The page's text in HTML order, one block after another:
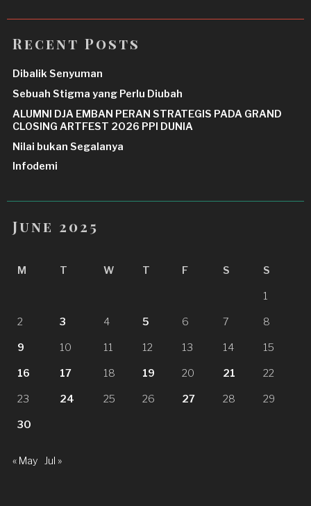
Recent Posts
Dibalik Senyuman
Sebuah Stigma yang Perlu Diubah
ALUMNI DJA EMBAN PERAN STRATEGIS PADA GRAND
CLOSING ARTFEST 2026 PPI DUNIA
Nilai bukan Segalanya
Infodemi
June 2025
M T W T F S S
1
2 3 4 5 6 7 8
9 10 11 12 13 14 15
16 17 18 19 20 21 22
23 24 25 26 27 28 29
30
« May Jul »